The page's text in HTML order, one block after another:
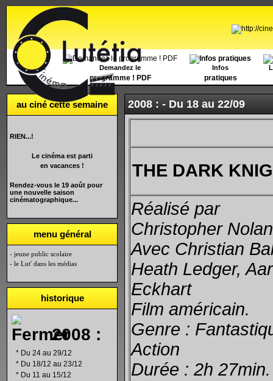
Accueil Demandez le
programme ! PDF
Infos
pratiques
au ciné cette semaine
RIEN...!
Le cinéma est parti
en vacances !
Rendez-vous le 19 août pour
une nouvelle saison
cinématographique...
menu général
- jeune public scolaire
- le Lut' dans les médias
historique
2008 :
* Du 24 au 29/12
* Du 18/12 au 23/12
* Du 11 au 15/12
2008 : - Du 18 au 22/09
THE DARK
Réalisé par
Christopher Nolan
Avec Christian
Heath Ledger,
Eckhart
Film américain.
Genre :
Action
Durée : 2h 27min.